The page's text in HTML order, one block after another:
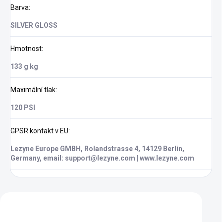
Barva:
SILVER GLOSS
Hmotnost:
133 g kg
Maximální tlak:
120 PSI
GPSR kontakt v EU:
Lezyne Europe GMBH, Rolandstrasse 4, 14129 Berlin,
Germany, email: support@lezyne.com | www.lezyne.com